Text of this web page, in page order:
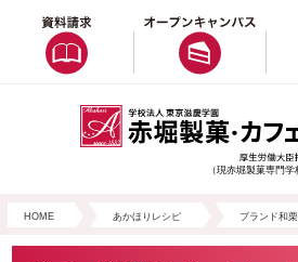
（現赤堀製菓専門
HOME あかほりレシピ ブランド和